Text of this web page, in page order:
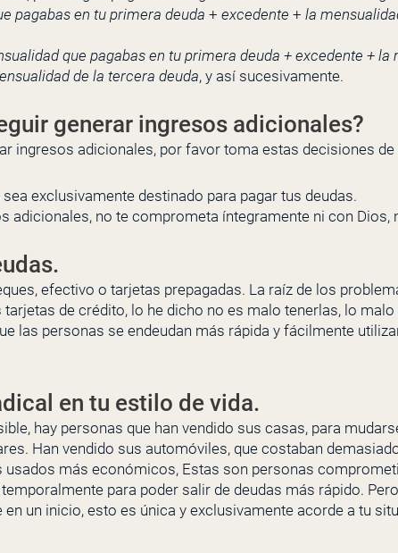
pagabas en tu primera deuda + excedente + la
que pagabas en tu primera deuda + excedente + la
de la tercera deuda, y así sucesivamente.
generar ingresos adicionales?
ingresos adicionales, por favor toma estas decisiones de
exclusivamente destinado para pagar tus deudas.
adicionales, no te comprometa íntegramente ni con Dios,
efectivo o tarjetas prepagadas. La raíz de los
de crédito, lo he dicho no es malo tenerlas, lo
las personas se endeudan más rápida y fácilmente
en tu estilo de vida.
hay personas que han vendido sus casas, para
Han vendido sus automóviles, que costaban
usados más económicos, Estas son personas
para poder salir de deudas más rápido.
un inicio, esto es única y exclusivamente acorde a tu